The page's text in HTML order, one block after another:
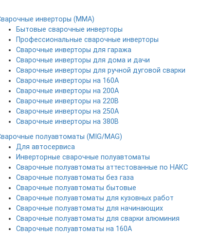
инверторы (MMA)
Бытовые сварочные инверторы
Профессиональные сварочные инверторы
Сварочные инверторы для гаража
Сварочные инверторы для дома и дачи
Сварочные инверторы для ручной дуговой сварки
Сварочные инверторы на 160А
Сварочные инверторы на 200А
Сварочные инверторы на 220В
Сварочные инверторы на 250А
Сварочные инверторы на 380В
полуавтоматы (MIG/MAG)
Для автосервиса
Инверторные сварочные полуавтоматы
Сварочные полуавтоматы аттестованные по НАКС
Сварочные полуавтоматы без газа
Сварочные полуавтоматы бытовые
Сварочные полуавтоматы для кузовных работ
Сварочные полуавтоматы для начинающих
Сварочные полуавтоматы для сварки алюминия
Сварочные полуавтоматы на 160А